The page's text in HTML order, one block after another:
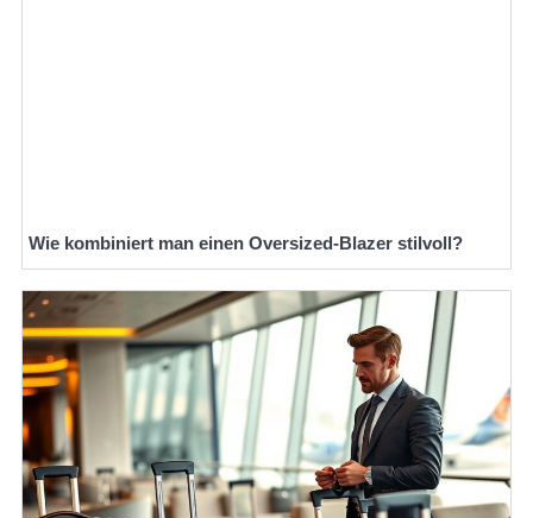
Wie kombiniert man einen Oversized-Blazer stilvoll?